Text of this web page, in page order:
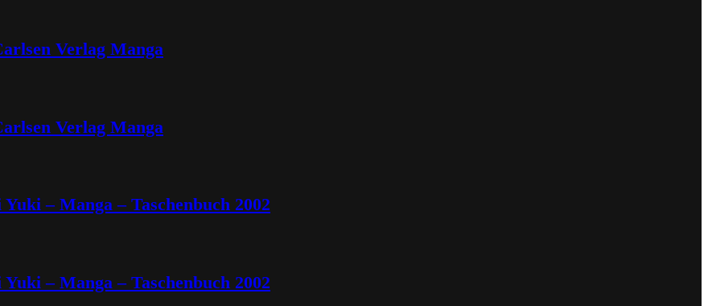
Verlag Manga
Verlag Manga
– Manga – Taschenbuch 2002
– Manga – Taschenbuch 2002